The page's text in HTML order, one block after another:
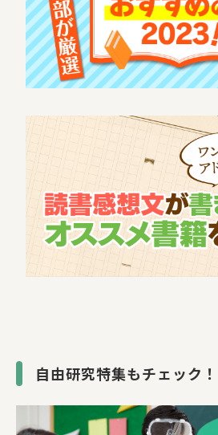
自由研究特集もチェック！